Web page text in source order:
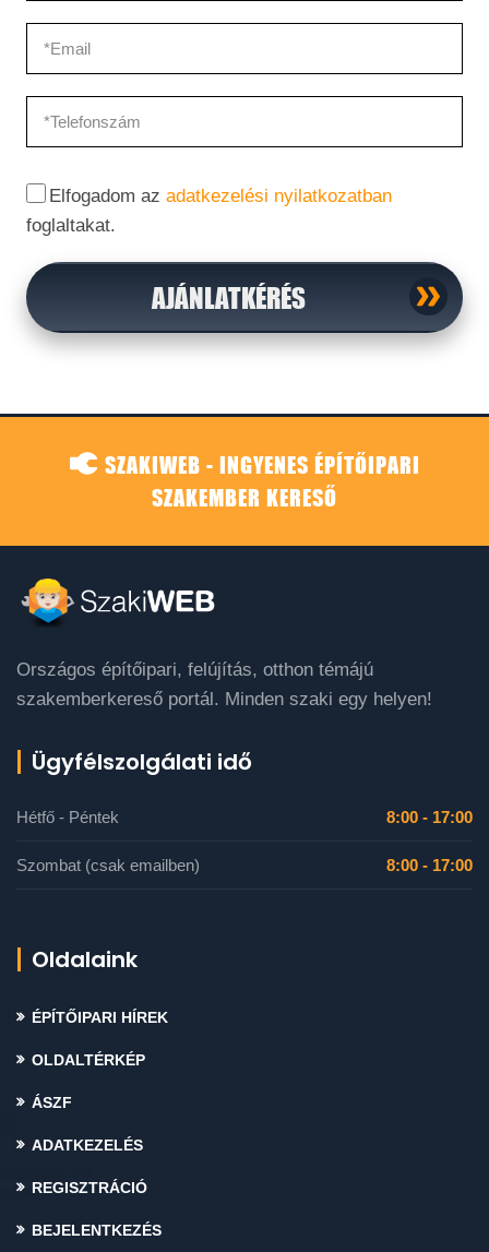
Elfogadom az adatkezelési nyilatkozatban
foglaltakat.
AJÁNLATKÉRÉS
SZAKIWEB - INGYENES ÉPÍTŐIPARI
SZAKEMBER KERESŐ
Országos építőipari, felújítás, otthon témájú
szakemberkereső portál. Minden szaki egy helyen!
Ügyfélszolgálati idő
Hétfő - Péntek 8:00 - 17:00
Szombat (csak emailben) 8:00 - 17:00
Oldalaink
ÉPÍTŐIPARI HÍREK
OLDALTÉRKÉP
ÁSZF
ADATKEZELÉS
REGISZTRÁCIÓ
BEJELENTKEZÉS